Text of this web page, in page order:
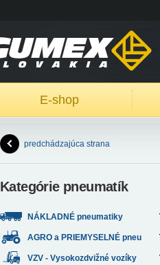
E-shop
predchádzajúca strana
Kategórie pneumatík
NÁKLADNÉ pneumatiky
AGRO a PRIEMYSELNÉ pneu
VZV - Vysokozdvižné vozíky